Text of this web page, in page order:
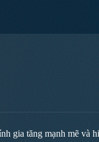
gia tăng mạnh mẽ và